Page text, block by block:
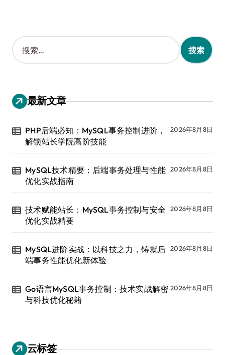
搜
索
：
最新文章
PHP后端必知：MySQL事务控制进阶，
解锁站长学院高阶技能
2026年8月8日
MySQL技术精要：后端事务处理与性能
优化实战指南
2026年8月8日
技术赋能站长：MySQL事务控制与安全
优化实战精要
2026年8月8日
MySQL进阶实战：以科技之力，铸就后
端事务性能优化新体验
2026年8月8日
Go语言MySQL事务控制：技术实战解密
与科技优化秘籍
2026年8月8日
云标签